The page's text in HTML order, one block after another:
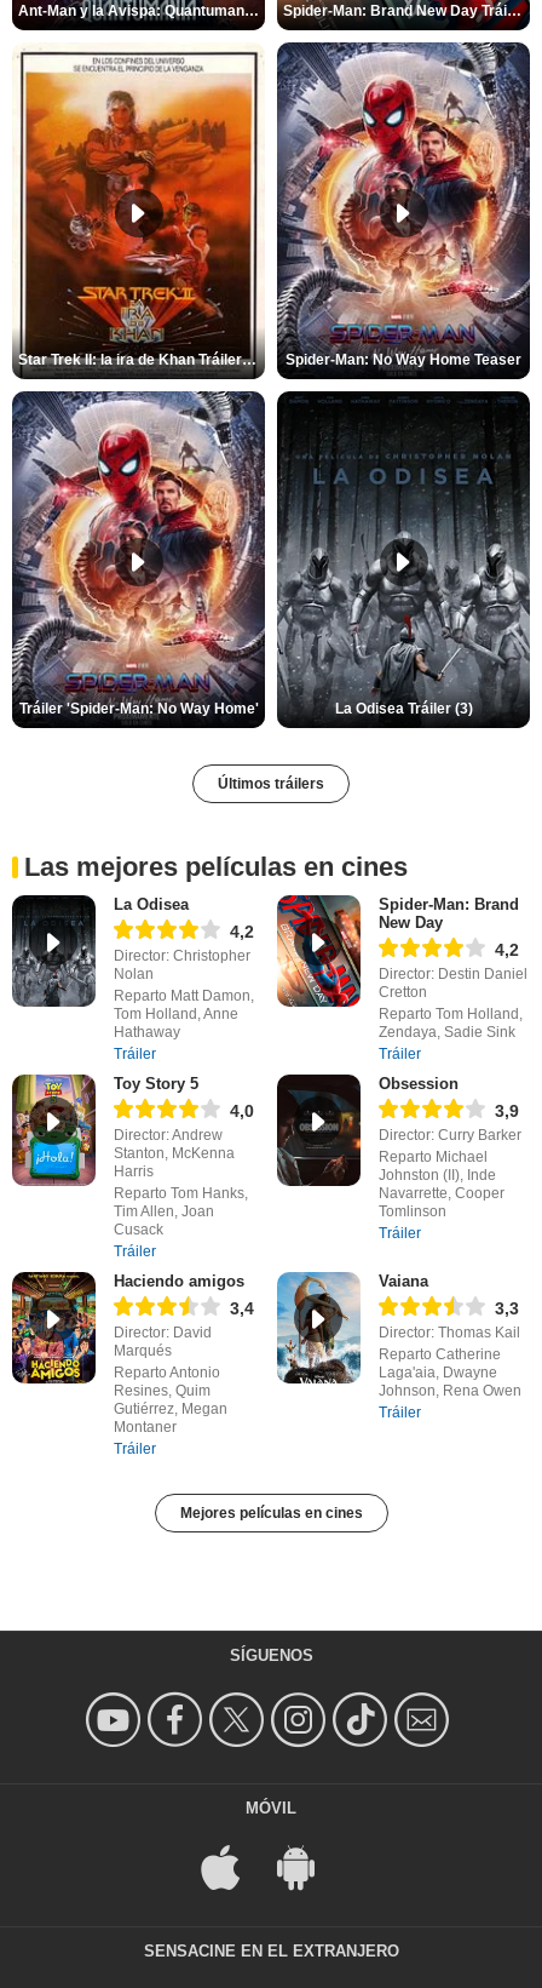
Ant-Man y la Avispa: Quantumanía Tráiler (2) Spider-Man: Brand New Day Tráiler (3)
Star Trek II: la ira de Khan Tráiler VO Spider-Man: No Way Home Teaser
Tráiler 'Spider-Man: No Way Home' La Odisea Tráiler (3)
Últimos tráilers
Las mejores películas en cines
La Odisea
4,2
Director: Christopher
Nolan
Reparto Matt Damon,
Tom Holland, Anne
Hathaway
Tráiler
Spider-Man: Brand
New Day
4,2
Director: Destin Daniel
Cretton
Reparto Tom Holland,
Zendaya, Sadie Sink
Tráiler
Toy Story 5
4,0
Director: Andrew
Stanton, McKenna
Harris
Reparto Tom Hanks,
Tim Allen, Joan
Cusack
Tráiler
Obsession
3,9
Director: Curry Barker
Reparto Michael
Johnston (II), Inde
Navarrette, Cooper
Tomlinson
Tráiler
Haciendo amigos
3,4
Director: David
Marqués
Reparto Antonio
Resines, Quim
Gutiérrez, Megan
Montaner
Tráiler
Vaiana
3,3
Director: Thomas Kail
Reparto Catherine
Laga'aia, Dwayne
Johnson, Rena Owen
Tráiler
Mejores películas en cines
SÍGUENOS
MÓVIL
SENSACINE EN EL EXTRANJERO